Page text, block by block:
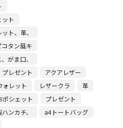
ト
ト、革、
タン風キ
がま口、
レゼント
アクアレザー
ォレット レザークラ
革
ポシェット
プレゼント
ンカチ、
a4トートバッグ